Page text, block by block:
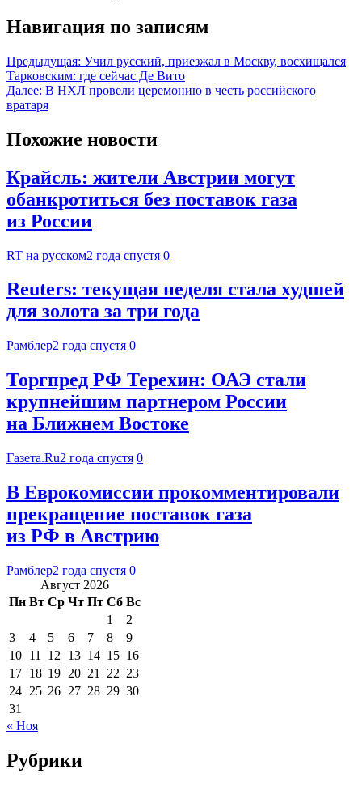
Навигация по записям
Предыдущая: Учил русский, приезжал в Москву, восхищался
Тарковским: где сейчас Де Вито
Далее: В НХЛ провели церемонию в честь российского
вратаря
Похожие новости
Крайсль: жители Австрии могут
обанкротиться без поставок газа
из России
RT на русском2 года спустя 0
Reuters: текущая неделя стала худшей
для золота за три года
Рамблер2 года спустя 0
Торгпред РФ Терехин: ОАЭ стали
крупнейшим партнером России
на Ближнем Востоке
Газета.Ru2 года спустя 0
В Еврокомиссии прокомментировали
прекращение поставок газа
из РФ в Австрию
Рамблер2 года спустя 0
Август 2026
Пн Вт Ср Чт Пт Сб Вс
1
2
3
4 5 6 7 8
9
10 11 12 13 14 15 16
17 18 19 20 21 22 23
24 25 26 27 28 29 30
31
« Ноя
Рубрики